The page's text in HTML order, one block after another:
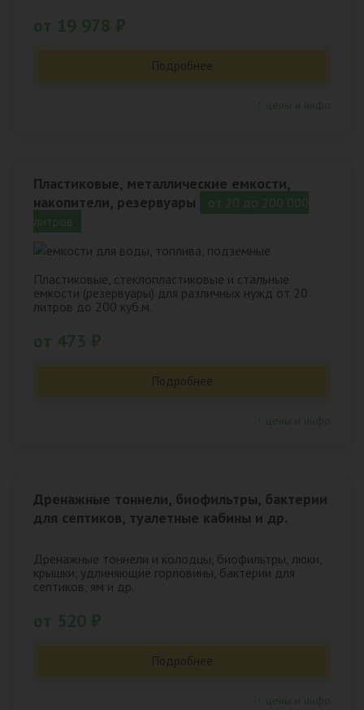
Подробнее
Пластиковые, металлические емкости,
накопители, резервуары
Пластиковые, стеклопластиковые и стальные
емкости (резервуары) для различных нужд от 20
литров до 200 куб.м.
Подробнее
Дренажные тоннели, биофильтры, бактерии
для септиков, туалетные кабины и др.
Дренажные тоннели и колодцы, биофильтры, люки,
крышки, удлиняющие горловины, бактерии для
септиков, ям и др.
Подробнее